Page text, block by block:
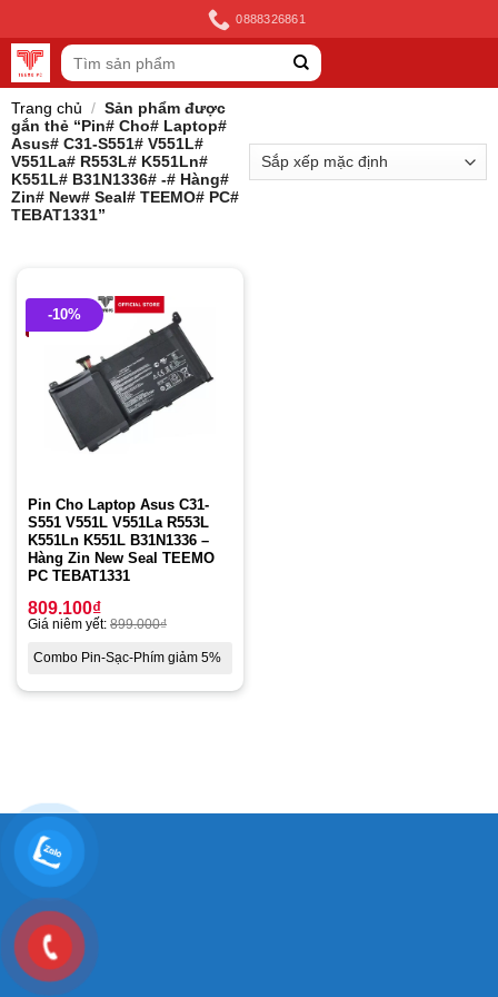
to
content
0888326861
Tìm
kiếm:
Trang chủ / Sản phẩm được
gắn thẻ “Pin# Cho# Laptop#
Asus# C31-S551# V551L#
V551La# R553L# K551Ln#
K551L# B31N1336# -# Hàng#
Zin# New# Seal# TEEMO# PC#
TEBAT1331”
-10%
Pin Cho Laptop Asus C31-
S551 V551L V551La R553L
K551Ln K551L B31N1336 –
Hàng Zin New Seal TEEMO
PC TEBAT1331
809.100₫
Giá niêm yết: 899.000₫
Combo Pin-Sạc-Phím giảm 5%